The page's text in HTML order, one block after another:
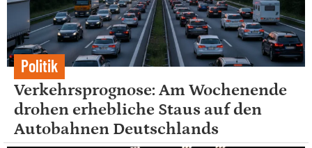
Politik
Verkehrsprognose: Am Wochenende
drohen erhebliche Staus auf den
Autobahnen Deutschlands